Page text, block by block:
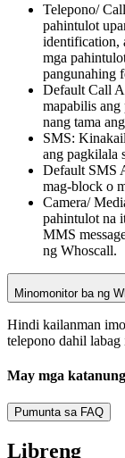
Telepono/
pahintulot
identification,
mga
pangunahing
Default Call
mapabilis ang
nang tama
SMS:
ang pagkilala
Default SMS
mag-block o
Camera/
pahintulot na
MMS
ng Whoscall.
Minomonitor ba ng
Hindi kailanman
telepono dahil labag
May mga
Pumunta sa FAQ
Libreng